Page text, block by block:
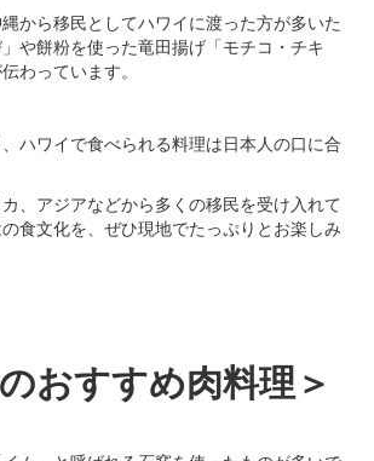
から移民としてハワイに渡った方が多いた
や餅粉を使った竜田揚げ「モチコ・チキ
わっています。
ハワイで食べられる料理は日本人の口に合
、アジアなどから多くの移民を受け入れて
食文化を、ぜひ現地でたっぷりとお楽しみ
おすすめ肉料理＞